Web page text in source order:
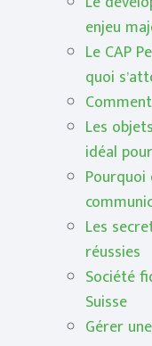
enjeu
Le CAP
quoi
Les
idéal
Les
réussies
Société
Suisse
Gérer